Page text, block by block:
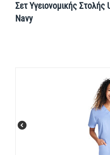
Σετ Υγειονομικής
Navy